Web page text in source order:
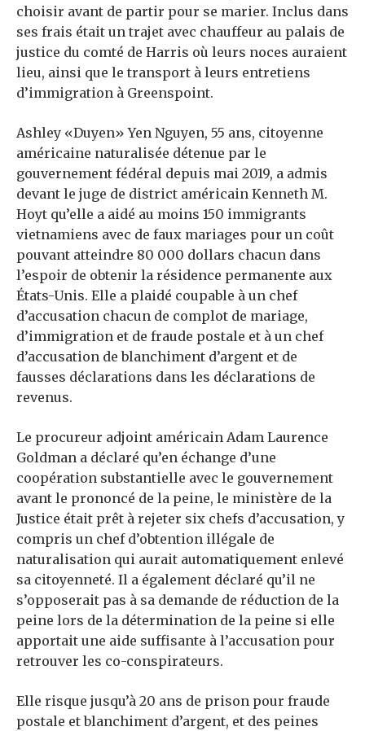
choisir avant de partir pour se marier. Inclus dans
ses frais était un trajet avec chauffeur au palais de
justice du comté de Harris où leurs noces auraient
lieu, ainsi que le transport à leurs entretiens
d’immigration à Greenspoint.
Ashley «Duyen» Yen Nguyen, 55 ans, citoyenne
américaine naturalisée détenue par le
gouvernement fédéral depuis mai 2019, a admis
devant le juge de district américain Kenneth M.
Hoyt qu’elle a aidé au moins 150 immigrants
vietnamiens avec de faux mariages pour un coût
pouvant atteindre 80 000 dollars chacun dans
l’espoir de obtenir la résidence permanente aux
États-Unis. Elle a plaidé coupable à un chef
d’accusation chacun de complot de mariage,
d’immigration et de fraude postale et à un chef
d’accusation de blanchiment d’argent et de
fausses déclarations dans les déclarations de
revenus.
Le procureur adjoint américain Adam Laurence
Goldman a déclaré qu’en échange d’une
coopération substantielle avec le gouvernement
avant le prononcé de la peine, le ministère de la
Justice était prêt à rejeter six chefs d’accusation, y
compris un chef d’obtention illégale de
naturalisation qui aurait automatiquement enlevé
sa citoyenneté. Il a également déclaré qu’il ne
s’opposerait pas à sa demande de réduction de la
peine lors de la détermination de la peine si elle
apportait une aide suffisante à l’accusation pour
retrouver les co-conspirateurs.
Elle risque jusqu’à 20 ans de prison pour fraude
postale et blanchiment d’argent, et des peines